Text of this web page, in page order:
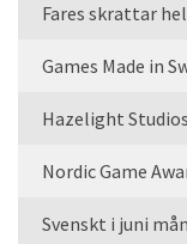
Fares skrattar
Hazelight
Nordic Game
Svenskt i juni